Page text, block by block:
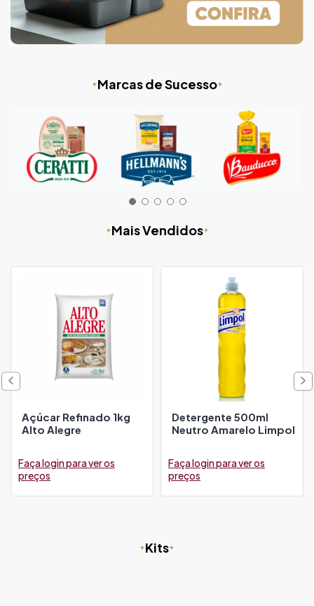
Marcas de Sucesso
Mais Vendidos
Açúcar Refinado 1kg
Alto Alegre
Faça login para ver os
preços
Detergente 500ml
Neutro Amarelo Limpol
Faça login para ver os
preços
Kits